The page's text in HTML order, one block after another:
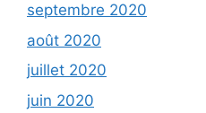
septembre 2020
août 2020
juillet 2020
juin 2020